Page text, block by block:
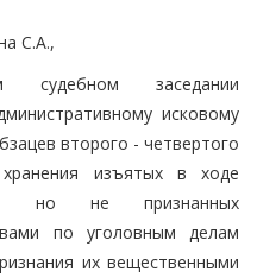
С.А.,
судебном заседании
исковому
второго - четвертого
изъятых в ходе
но не признанных
по уголовным делам
их вещественными